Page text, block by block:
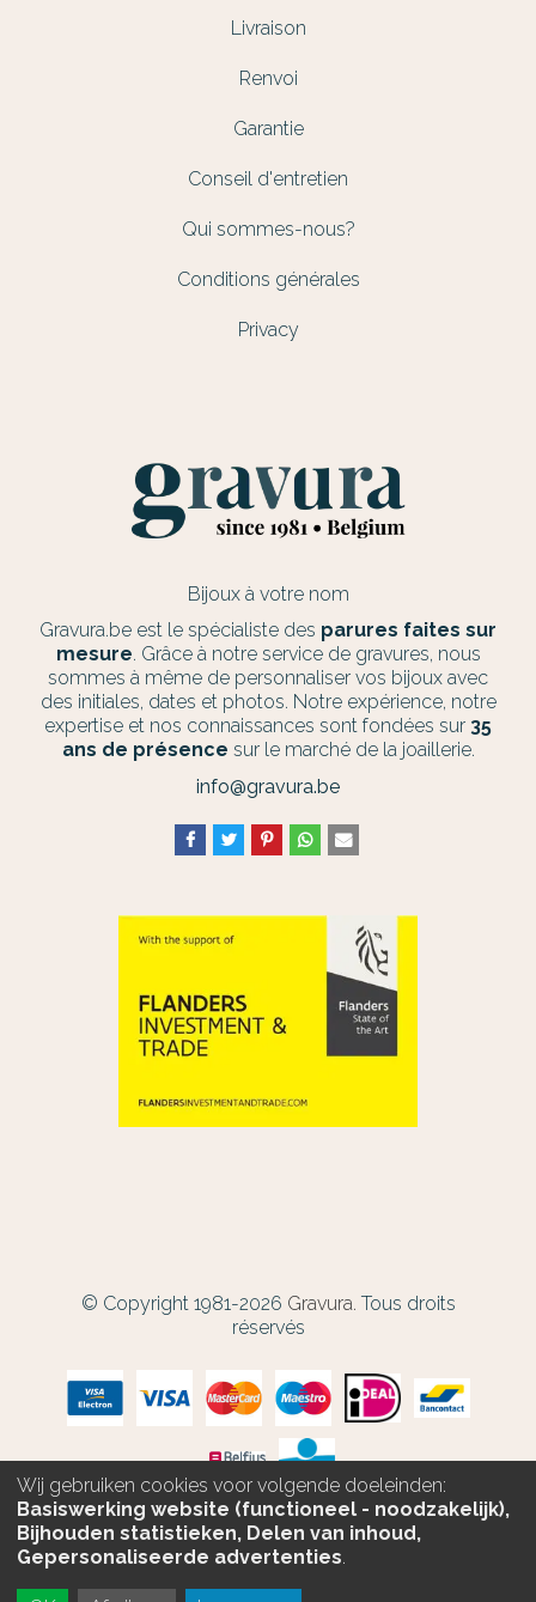
Livraison
Renvoi
Garantie
Conseil d'entretien
Qui sommes-nous?
Conditions générales
Privacy
Bijoux à votre nom
Gravura.be est le spécialiste des parures faites sur
mesure. Grâce à notre service de gravures, nous
sommes à même de personnaliser vos bijoux avec
des initiales, dates et photos. Notre expérience, notre
expertise et nos connaissances sont fondées sur 35
ans de présence sur le marché de la joaillerie.
info@gravura.be
© Copyright 1981-2026 Gravura. Tous droits
réservés
Wij gebruiken cookies voor volgende doeleinden:
Basiswerking website (functioneel - noodzakelijk),
Bijhouden statistieken, Delen van inhoud,
Gepersonaliseerde advertenties.